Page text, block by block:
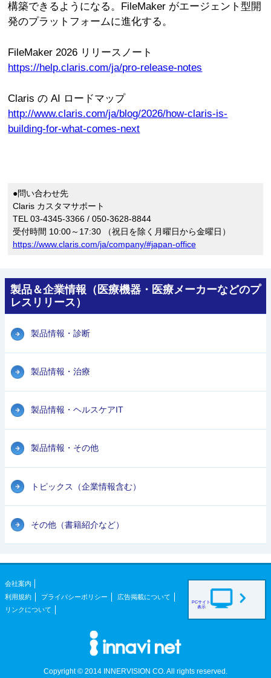
構築できるようになる。FileMaker がエージェント型開
発のプラットフォームに進化する。
FileMaker 2026 リリースノート
https://help.claris.com/ja/pro-release-notes
Claris の AI ロードマップ
http://www.claris.com/ja/blog/2026/how-claris-is-
building-for-what-comes-next
●問い合わせ先
Claris カスタマサポート
TEL 03-4345-3366 / 050-3628-8844
受付時間 10:00～17:30 （祝日を除く月曜日から金曜日）
https://www.claris.com/ja/company/#japan-office
製品＆企業情報（医療機器・医療メーカーなどのプ
レスリリース）
製品情報・診断
製品情報・治療
製品情報・ヘルスケアIT
製品情報・その他
トピックス（企業情報含む）
その他（書籍紹介など）
会社案内
利用規約
プライバシーポリシー
広告掲載について
リンクについて
PCサイト
表示
Copyright © 2014 INNERVISION CO. All rights reserved.